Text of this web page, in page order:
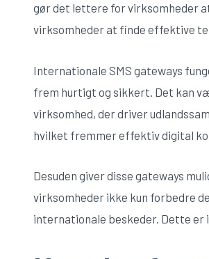
gør det lettere for virksomheder
virksomheder at finde effektive
Internationale SMS gateways
frem hurtigt og sikkert. Det kan
virksomhed, der driver
hvilket fremmer effektiv digital
Desuden giver disse gateways
virksomheder ikke kun forbedre
internationale beskeder. Dette